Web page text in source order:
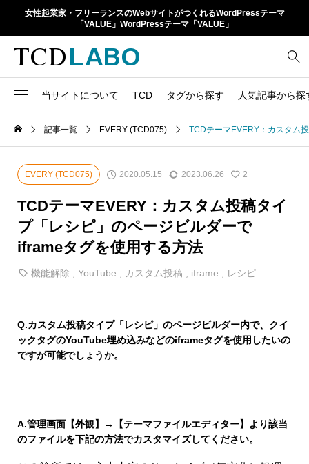
女性起業家・フリーランスのWebサイトがつくれるWordPressテーマ
「VALUE」WordPressテーマ「VALUE」
当サイトについて TCD タグから探す 人気記事から探
Google Map
h1
iframe 17
meta description 21
SNSアイコン
TCDクラシックエディタ
ラグイン
Webフォント
TCD LABOとは
TCDテーマ一覧
ファイルの編集方法
WordPressテーマ比較
人気ランキング
アップデート情報
よくあるご質問
記事一覧 EVERY (TCD075) TCDテーマEVERY：カスタム
EVERY (TCD075) 2020.05.15 2023.06.26 2
TCDテーマEVERY：カスタム投稿タイ
プ「レシピ」のページビルダーで
iframeタグを使用する方法
機能解除 YouTube カスタム投稿 iframe レシピ
Q.カスタム投稿タイプ「レシピ」のページビルダー内で、クイ
ックタグのYouTube埋め込みなどのiframeタグを使用したいの
ですが可能でしょうか。
A.管理画面【外観】→【テーマファイルエディター】より該当
のファイルを下記の方法でカスタマイズしてください。